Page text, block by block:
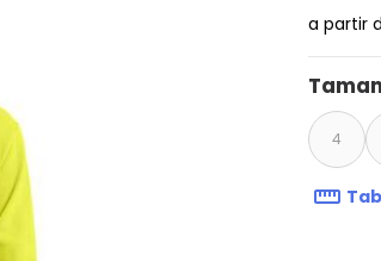
a partir
4